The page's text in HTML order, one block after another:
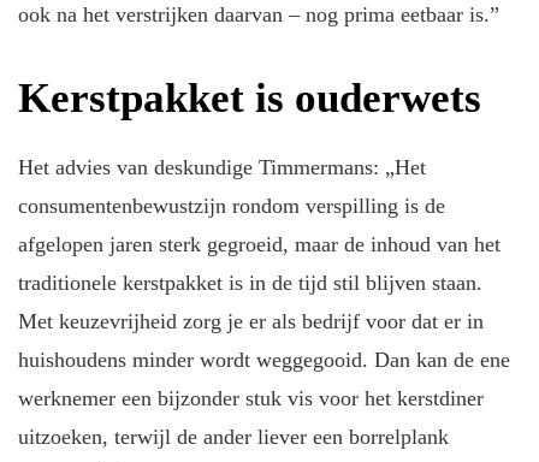
ook na het verstrijken daarvan – nog prima eetbaar is.”
Kerstpakket is ouderwets
Het advies van deskundige Timmermans: „Het
consumentenbewustzijn rondom verspilling is de
afgelopen jaren sterk gegroeid, maar de inhoud van het
traditionele kerstpakket is in de tijd stil blijven staan.
Met keuzevrijheid zorg je er als bedrijf voor dat er in
huishoudens minder wordt weggegooid. Dan kan de ene
werknemer een bijzonder stuk vis voor het kerstdiner
uitzoeken, terwijl de ander liever een borrelplank